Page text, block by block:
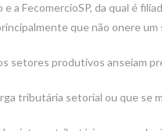
a FecomercioSP, da qual é
que não onere
setores produtivos anseiam
tributária setorial ou que se